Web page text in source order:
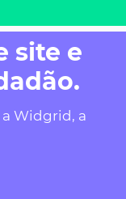
site e
Widgrid, a